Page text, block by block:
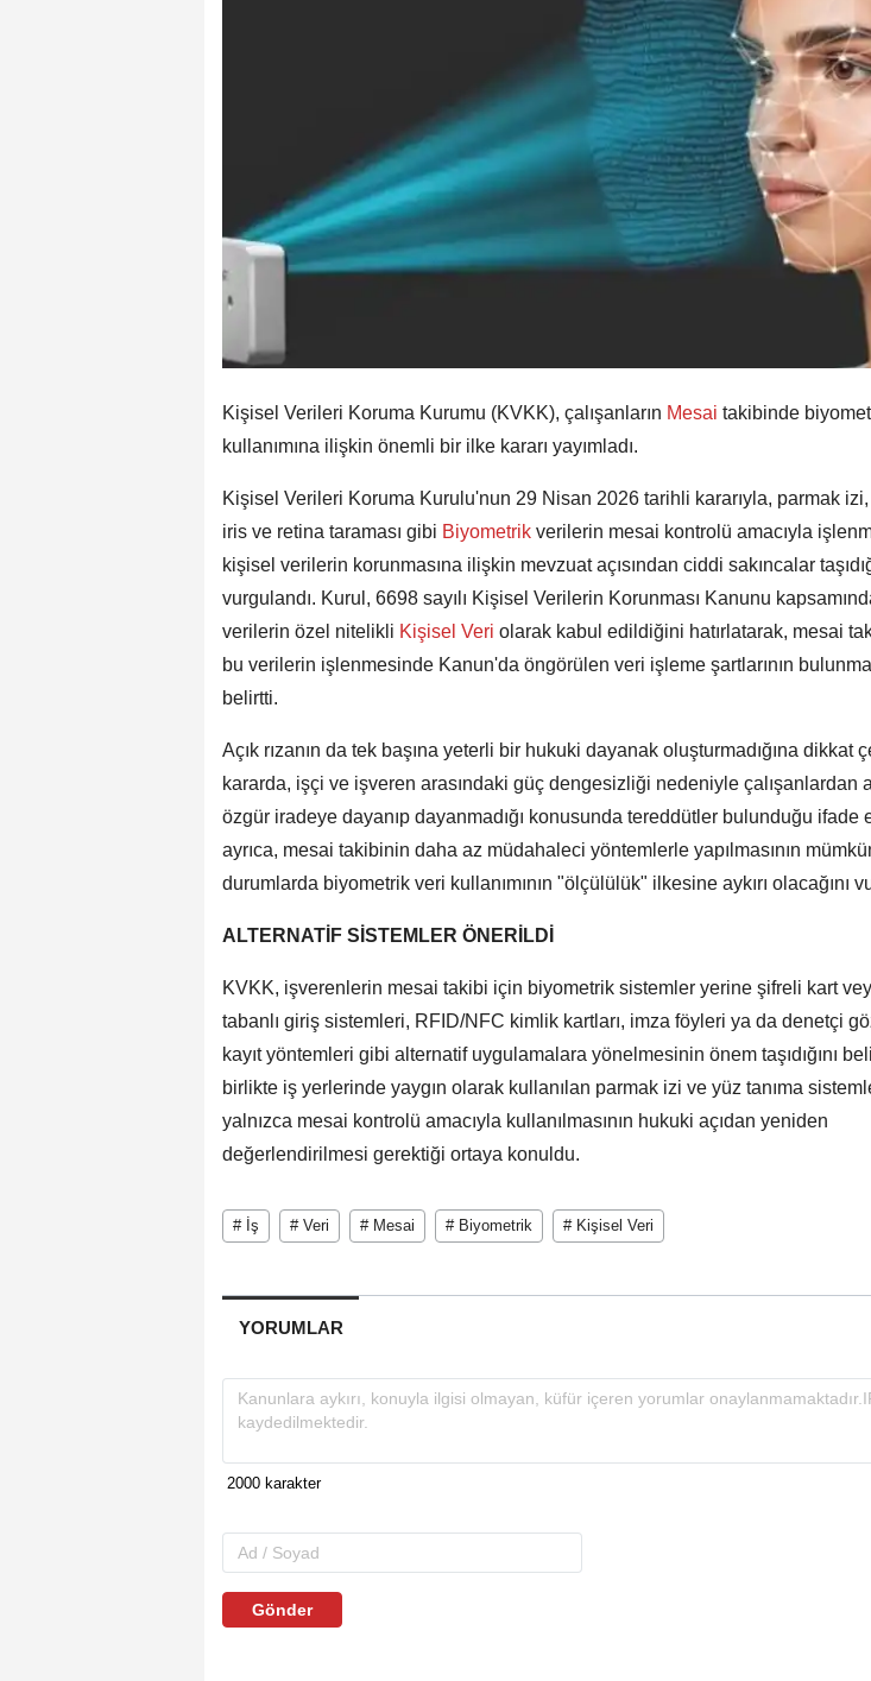
Kişisel Verileri Koruma Kurumu (KVKK), çalışanların Mesai takibinde
kullanımına ilişkin önemli bir ilke kararı yayımladı.
Kişisel Verileri Koruma Kurulu'nun 29 Nisan 2026 tarihli kararıyla, parmak izi,
iris ve retina taraması gibi Biyometrik verilerin mesai kontrolü amacıyla
kişisel verilerin korunmasına ilişkin mevzuat açısından ciddi sakıncalar
vurgulandı. Kurul, 6698 sayılı Kişisel Verilerin Korunması Kanunu
verilerin özel nitelikli Kişisel Veri olarak kabul edildiğini hatırlatarak, mesai
bu verilerin işlenmesinde Kanun'da öngörülen veri işleme şartlarının
belirtti.
Açık rızanın da tek başına yeterli bir hukuki dayanak oluşturmadığına dikkat
kararda, işçi ve işveren arasındaki güç dengesizliği nedeniyle çalışanlardan
özgür iradeye dayanıp dayanmadığı konusunda tereddütler bulunduğu ifade
ayrıca, mesai takibinin daha az müdahaleci yöntemlerle yapılmasının
durumlarda biyometrik veri kullanımının "ölçülülük" ilkesine aykırı olacağını
ALTERNATİF SİSTEMLER ÖNERİLDİ
KVKK, işverenlerin mesai takibi için biyometrik sistemler yerine şifreli kart
tabanlı giriş sistemleri, RFID/NFC kimlik kartları, imza föyleri ya da denetçi
kayıt yöntemleri gibi alternatif uygulamalara yönelmesinin önem taşıdığını
birlikte iş yerlerinde yaygın olarak kullanılan parmak izi ve yüz tanıma
yalnızca mesai kontrolü amacıyla kullanılmasının hukuki açıdan yeniden
değerlendirilmesi gerektiği ortaya konuldu.
# İş # Veri # Mesai # Biyometrik # Kişisel Veri
YORUMLAR
Gönder